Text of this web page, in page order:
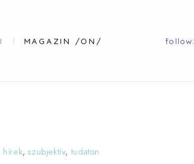
MAGAZIN /ON/ follow:
hírek,szubjektív, tudaton